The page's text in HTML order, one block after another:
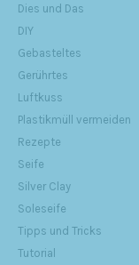
Dies und Das
DIY
Gebasteltes
Gerührtes
Luftkuss
Plastikmüll vermeiden
Rezepte
Seife
Silver Clay
Soleseife
Tipps und Tricks
Tutorial